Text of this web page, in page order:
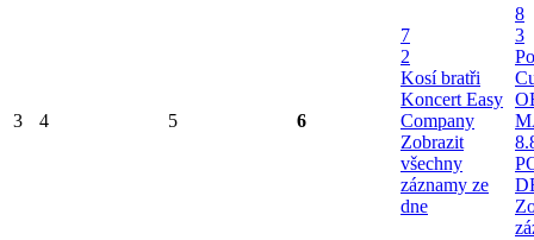
3 4 5 6
7
2
Kosí bratři
Koncert Easy
Company
Zobrazit
všechny
záznamy ze
dne
8
3